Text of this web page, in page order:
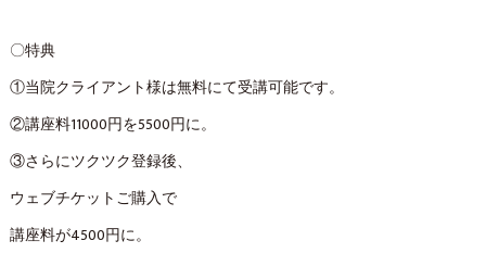
〇特典
①当院クライアント様は無料にて受講可能です。
②講座料11000円を5500円に。
③さらにツクツク登録後、
ウェブチケットご購入で
講座料が4500円に。